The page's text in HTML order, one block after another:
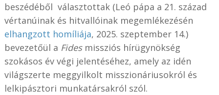
beszédéből választottak (Leó pápa a 21. század
vértanúinak és hitvallóinak megemlékezésén
elhangzott homíliája, 2025. szeptember 14.)
bevezetőül a Fidesmissziós hírügynökség
szokásos év végi jelentéséhez, amely az idén
világszerte meggyilkolt misszionáriusokról és
lelkipásztori munkatársakról szól.